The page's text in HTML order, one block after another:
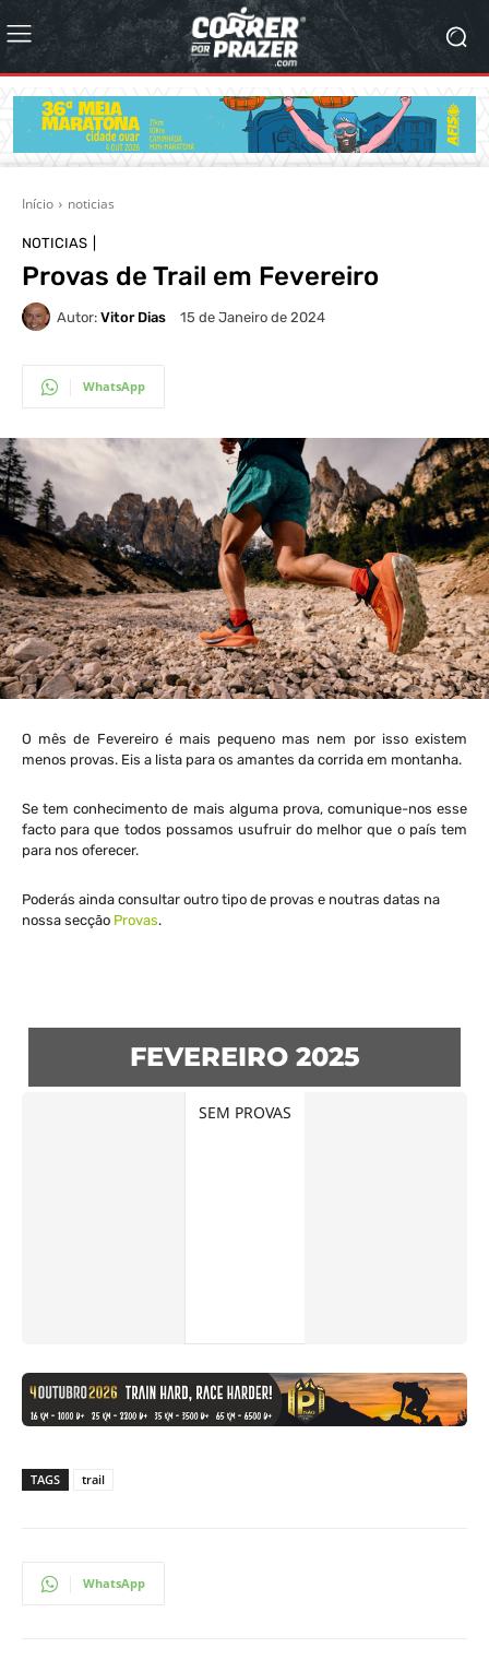
Início noticias
NOTICIAS
Provas de Trail em Fevereiro
Autor: Vitor Dias 15 de Janeiro de 2024
WhatsApp
O mês de Fevereiro é mais pequeno mas nem por isso existem
menos provas. Eis a lista para os amantes da corrida em montanha.
Se tem conhecimento de mais alguma prova, comunique-nos esse
facto para que todos possamos usufruir do melhor que o país tem
para nos oferecer.
Poderás ainda consultar outro tipo de provas e noutras datas na
nossa secção Provas.
FEVEREIRO 2025
SEM PROVAS
TAGS trail
WhatsApp